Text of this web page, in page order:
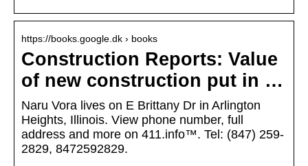
https://books.google.dk › books
Construction Reports: Value
of new construction put in …
Naru Vora lives on E Brittany Dr in Arlington
Heights, Illinois. View phone number, full
address and more on 411.info™. Tel: (847) 259-
2829, 8472592829.